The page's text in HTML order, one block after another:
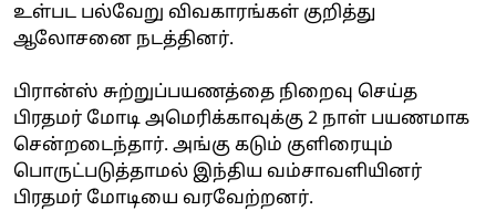
உள்பட பல்வேறு விவகாரங்கள் குறித்து
ஆலோசனை நடத்தினர்.
பிரான்ஸ் சுற்றுப்பயணத்தை நிறைவு செய்த
பிரதமர் மோடி அமெரிக்காவுக்கு 2 நாள் பயணமாக
சென்றடைந்தார். அங்கு கடும் குளிரையும்
பொருட்படுத்தாமல் இந்திய வம்சாவளியினர்
பிரதமர் மோடியை வரவேற்றனர்.